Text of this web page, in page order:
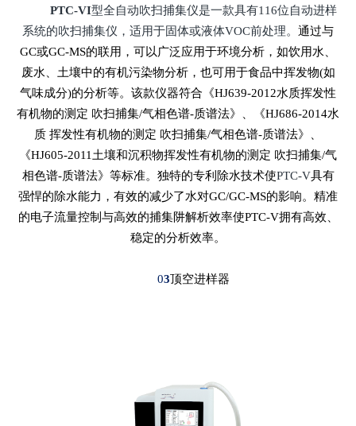
PTC-VI型全自动吹扫捕集仪是一款具有116位自动进样
系统的吹扫捕集仪，适用于固体或液体VOC前处理。 通过与
GC或GC-MS的联用，可以广泛应用于环境分析，如饮用水、
废水、土壤中的有机污染物分析，也可用于食品中挥发物(如
气味成分)的分析等。该款仪器符合《HJ639-2012水质挥发性
有机物的测定 吹扫捕集/气相色谱-质谱法》、《HJ686-2014水
质 挥发性有机物的测定 吹扫捕集/气相色谱-质谱法》、
《HJ605-2011土壤和沉积物挥发性有机物的测定 吹扫捕集/气
相色谱-质谱法》等标准。独特的专利除水技术使PTC-V具有
强悍的除水能力，有效的减少了水对GC/GC-MS的影响。精准
的电子流量控制与高效的捕集阱解析效率使PTC-V拥有高效、
稳定的分析效率。
03顶空进样器